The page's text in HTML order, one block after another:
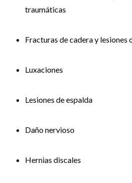
traumáticas
Fracturas de cadera y lesiones
Luxaciones
Lesiones de espalda
Daño nervioso
Hernias discales